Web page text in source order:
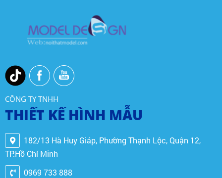
CÔNG TY TNHH
THIẾT KẾ HÌNH MẪU
182/13 Hà Huy Giáp, Phường Thạnh Lộc, Quận 12,
TP.Hồ Chí Minh
0969 733 888